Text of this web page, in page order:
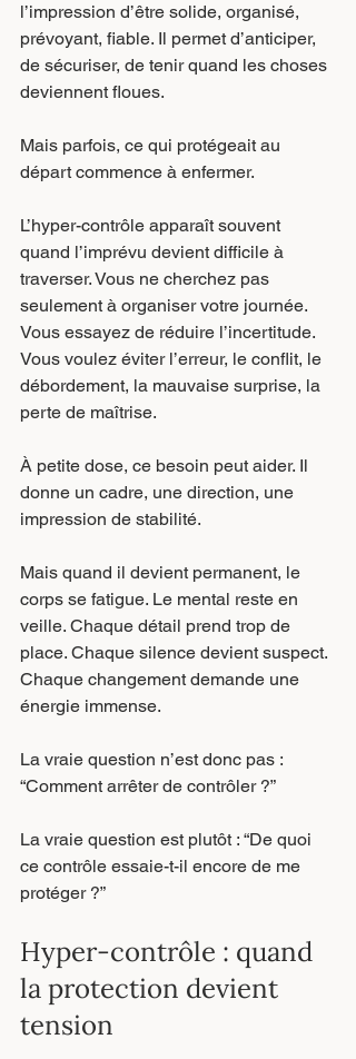
l’impression d’être solide, organisé,
prévoyant, fiable. Il permet d’anticiper,
de sécuriser, de tenir quand les choses
deviennent floues.
Mais parfois, ce qui protégeait au
départ commence à enfermer.
L’hyper-contrôle apparaît souvent
quand l’imprévu devient difficile à
traverser. Vous ne cherchez pas
seulement à organiser votre journée.
Vous essayez de réduire l’incertitude.
Vous voulez éviter l’erreur, le conflit, le
débordement, la mauvaise surprise, la
perte de maîtrise.
À petite dose, ce besoin peut aider. Il
donne un cadre, une direction, une
impression de stabilité.
Mais quand il devient permanent, le
corps se fatigue. Le mental reste en
veille. Chaque détail prend trop de
place. Chaque silence devient suspect.
Chaque changement demande une
énergie immense.
La vraie question n’est donc pas :
“Comment arrêter de contrôler ?”
La vraie question est plutôt : “De quoi
ce contrôle essaie-t-il encore de me
protéger ?”
Hyper-contrôle : quand
la protection devient
tension